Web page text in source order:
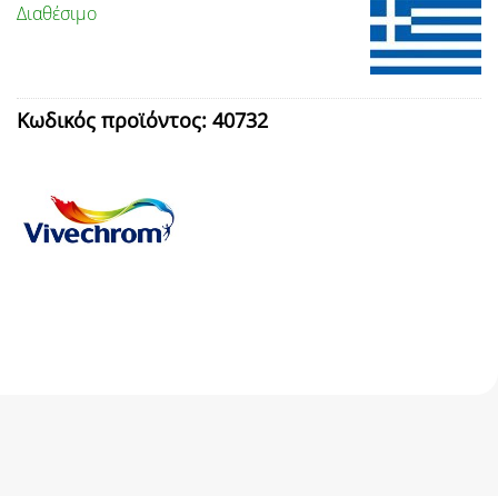
Διαθέσιμο
Κωδικός προϊόντος: 40732